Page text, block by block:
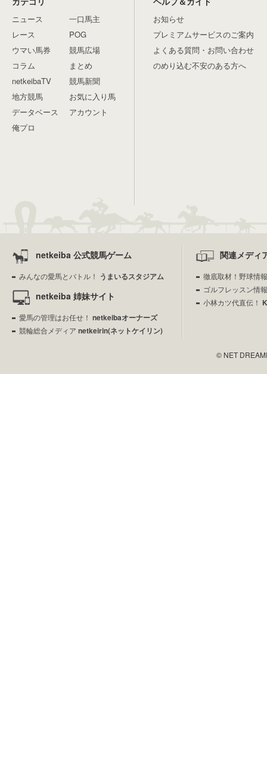
ニュース
レース
ウマい馬券
コラム
netkeibaTV
地方競馬
データベース
俺プロ
一口馬主
POG
競馬広場
まとめ
競馬新聞
お気に入り馬
アカウント
お知らせ
プレミアムサービスのご案内
よくある質問・お問い合わせ
のめり込む不安のある方へ
netkeiba 公式競馬ゲーム
みんなの愛馬とバトル！ うまいるスタジアム
netkeiba 姉妹サイト
愛馬の管理はお任せ！ netkeibaオーナーズ
競輪総合メディア netkeirin(ネットケイリン)
関連メディ
徹底取材！野球情
ゴルフレッスン情
小林カツ代直伝！
© NET